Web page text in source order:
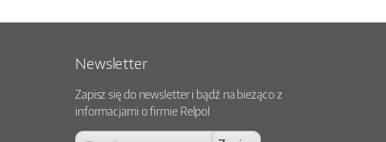
Newsletter
Zapisz się do newsletter i bądź na bieżąco z
informacjami o firmie Relpol